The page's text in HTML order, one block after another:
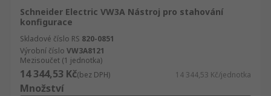
Schneider Electric VW3A Nástroj pro stahování
konfigurace
Skladové číslo RS 820-0851
Výrobní číslo VW3A8121
Mezisoučet (1 jednotka)
14 344,53 Kč(bez DPH) 14 344,53 Kč/jednotka
Množství